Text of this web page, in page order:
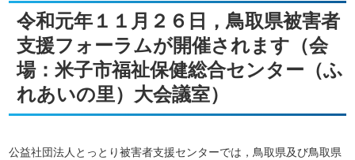
令和元年１１月２６日，鳥取県被害者
支援フォーラムが開催されます（会
場：米子市福祉保健総合センター（ふ
れあいの里）大会議室）
公益社団法人とっとり被害者支援センターでは，鳥取県及び鳥取県